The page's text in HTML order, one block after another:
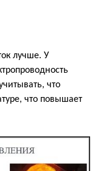
лучше. У
что
что повышает